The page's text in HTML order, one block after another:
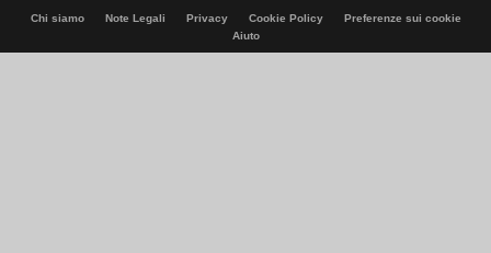
Chi siamo Note Legali Privacy Cookie Policy
Preferenze sui cookie
Aiuto